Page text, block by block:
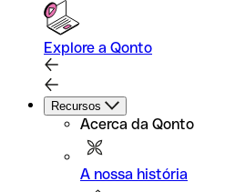
Explore a Qonto
Recursos
Acerca da Qonto
A nossa história